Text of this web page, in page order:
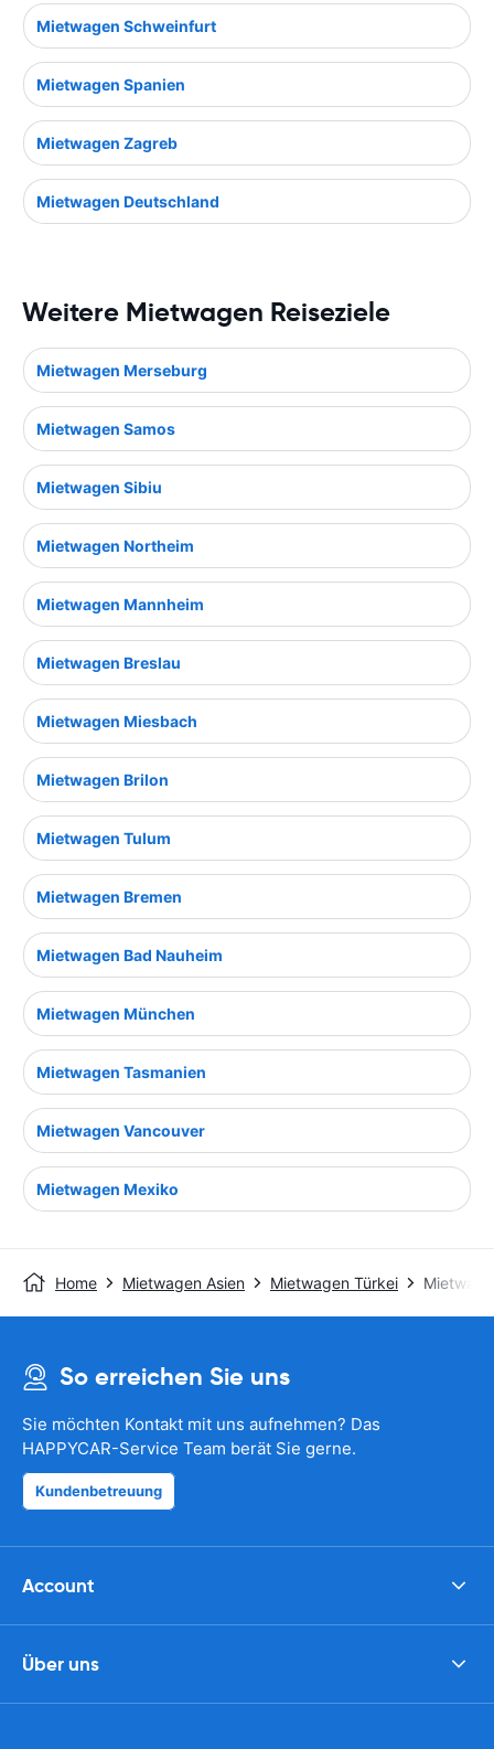
Mietwagen Schweinfurt
Mietwagen Spanien
Mietwagen Zagreb
Mietwagen Deutschland
Weitere Mietwagen Reiseziele
Mietwagen Merseburg
Mietwagen Samos
Mietwagen Sibiu
Mietwagen Northeim
Mietwagen Mannheim
Mietwagen Breslau
Mietwagen Miesbach
Mietwagen Brilon
Mietwagen Tulum
Mietwagen Bremen
Mietwagen Bad Nauheim
Mietwagen München
Mietwagen Tasmanien
Mietwagen Vancouver
Mietwagen Mexiko
Home Mietwagen Asien Mietwagen Türkei
So erreichen Sie uns
Sie möchten Kontakt mit uns aufnehmen? Das
HAPPYCAR-Service Team berät Sie gerne.
Kundenbetreuung
Account
Über uns